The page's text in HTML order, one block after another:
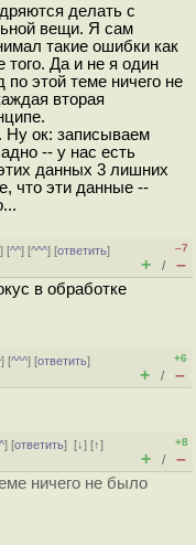
делать с
вещи. Я сам
такие ошибки как
того. Да и не я один
по этой теме ничего не
вторая
Ну ок: записываем
-- у нас есть
данных 3 лишних
что эти данные --
] [^^] [^^^] [ответить]
–7
+ / –
в обработке
] [^^^] [ответить]
+6
+ / –
] [ответить][↓] [↑]
+8
+ / –
ничего не было